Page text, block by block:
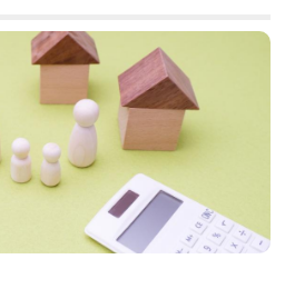
ガやCRMシステム、MAまで、最新
見ていきましょう。
ド（見込み客）のエンゲージメント
するための基盤を築けます。不動産
って、有益な情報と実践的なアドバ
にしてください。